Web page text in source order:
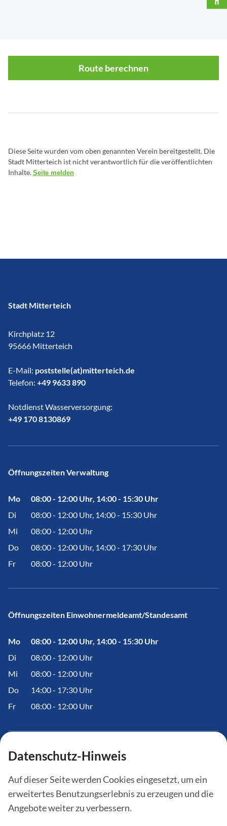
Datenschutz-Hinweis
Auf dieser Seite werden Cookies eingesetzt, um ein
erweitertes Benutzungserlebnis zu erzeugen und die
Angebote weiter zu verbessern.
Route berechnen
Diese Seite wurden vom oben genannten Verein bereitgestellt. Die
Stadt Mitterteich ist nicht verantwortlich für die veröffentlichten
Inhalte. Seite melden
Stadt Mitterteich
Kirchplatz 12
95666 Mitterteich
E-Mail: poststelle(at)mitterteich.de
Telefon: +49 9633 890
Notdienst Wasserversorgung:
​​​​​​​+49 170 8130869
Öffnungszeiten Verwaltung
Mo
08:00 - 12:00 Uhr, 14:00 - 15:30 Uhr
Di
08:00 - 12:00 Uhr, 14:00 - 15:30 Uhr
Mi
08:00 - 12:00 Uhr
Do
08:00 - 12:00 Uhr, 14:00 - 17:30 Uhr
Fr
08:00 - 12:00 Uhr
Öffnungszeiten Einwohnermeldeamt/Standesamt
Mo
08:00 - 12:00 Uhr, 14:00 - 15:30 Uhr
Di
08:00 - 12:00 Uhr
Mi
08:00 - 12:00 Uhr
Do
14:00 - 17:30 Uhr
Fr
08:00 - 12:00 Uhr
Informationen
Amtstafel
Aktuelles